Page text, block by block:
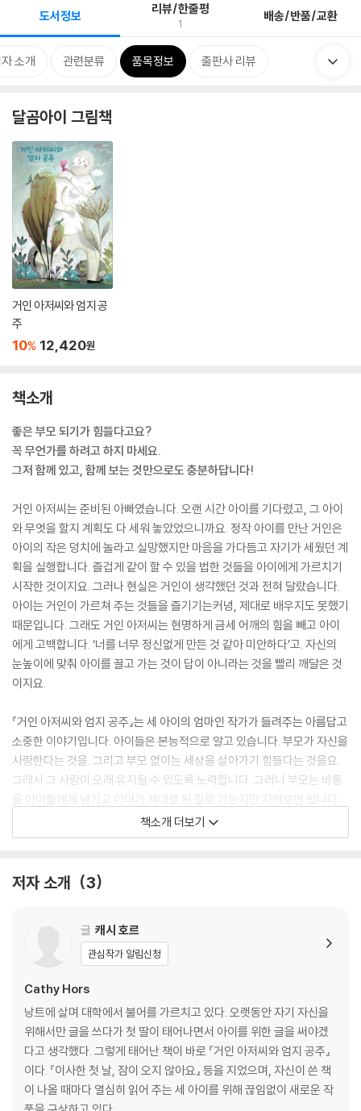
도서정보 리뷰/한줄평
1 배송/반품/교환
소개 관련분류 품목정보 출판사 리뷰
달곰아이 그림책
거인 아저씨와 엄지 공
주
10% 12,420원
책소개
좋은 부모 되기가 힘들다고요?
꼭 무언가를 하려고 하지 마세요.
그저 함께 있고, 함께 보는 것만으로도 충분하답니다!
거인 아저씨는 준비된 아빠였습니다. 오랜 시간 아이를 기다렸고, 그 아이
와 무엇을 할지 계획도 다 세워 놓았었으니까요. 정작 아이를 만난 거인은
아이의 작은 덩치에 놀라고 실망했지만 마음을 가다듬고 자기가 세웠던 계
획을 실행합니다. 즐겁게 같이 할 수 있을 법한 것들을 아이에게 가르치기
시작한 것이지요. 그러나 현실은 거인이 생각했던 것과 전혀 달랐습니다.
아이는 거인이 가르쳐 주는 것들을 즐기기는커녕, 제대로 배우지도 못했기
때문입니다. 그래도 거인 아저씨는 현명하게 금세 어깨의 힘을 빼고 아이
에게 고백합니다. ‘너를 너무 정신없게 만든 것 같아 미안하다’고. 자신의
눈높이에 맞춰 아이를 끌고 가는 것이 답이 아니라는 것을 빨리 깨달은 것
이지요.
『거인 아저씨와 엄지 공주』는 세 아이의 엄마인 작가가 들려주는 아름답고
소중한 이야기입니다. 아이들은 본능적으로 알고 있습니다. 부모가 자신을
사랑한다는 것을. 그리고 부모 없이는 세상을 살아가기 힘들다는 것을요.
그래서 그 사랑이 오래 유지될 수 있도록 노력합니다. 그러니 부모는 바통
을 아이들에게 넘기고 아이가 제대로 된 길로 가는지만 지켜보면 됩니다.
이것이 바로 세 아이를 키우며 끊임없이 아이들을 관찰하고 자신을 성찰한
작가 캐시 호르가 우리에게 던지는 귀중한 메시지입니다.
책소개 더보기
저자 소개 3
글 캐시 호르
관심작가 알림신청
Cathy Hors
낭트에 살며 대학에서 불어를 가르치고 있다. 오랫동안 자기 자신을
위해서만 글을 쓰다가 첫 딸이 태어나면서 아이를 위한 글을 써야겠
다고 생각했다. 그렇게 태어난 책이 바로 『거인 아저씨와 엄지 공주』
이다. 『이사한 첫 날, 잠이 오지 않아요』 등을 지었으며, 자신이 쓴 책
이 나올 때마다 열심히 읽어 주는 세 아이를 위해 끊임없이 새로운 작